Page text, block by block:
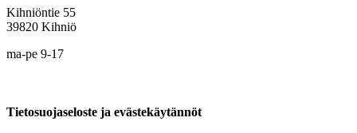
Kihniöntie 55
39820 Kihniö
ma-pe 9-17
Tietosuojaseloste ja evästekäytännöt